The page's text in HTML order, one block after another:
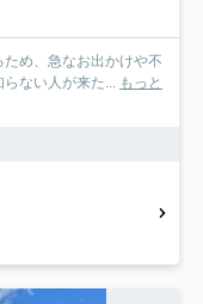
め、急なお出かけや不
ない人が来た... もっと